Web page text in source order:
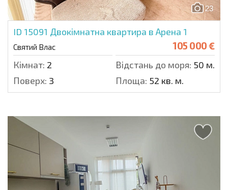
23
ID 15091 Двокімнатна квартира в Арена 1
Святий Влас 105 000 €
Кімнат: 2 Відстань до моря: 50 м.
Поверх: 3 Площа: 52 кв. м.